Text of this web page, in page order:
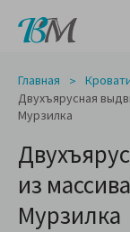
Главная
Двухъярусная
Мурзилка
из
Мурзилка